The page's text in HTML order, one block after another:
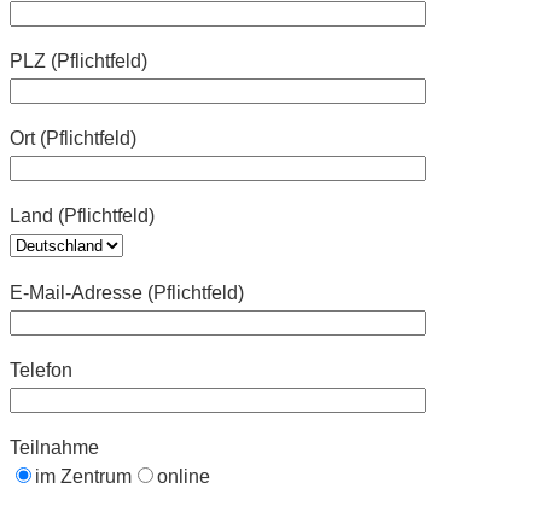
PLZ (Pflichtfeld)
Ort (Pflichtfeld)
Land (Pflichtfeld)
E-Mail-Adresse (Pflichtfeld)
Telefon
Teilnahme
im Zentrum
online